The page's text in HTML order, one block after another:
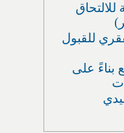
للقبول
بناءً على